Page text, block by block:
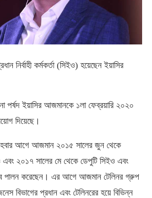
নির্বাহী কর্মকর্তা (সিইও) হয়েছেন ইয়াসির
পর্ষদ ইয়াসির আজমানকে ১লা ফেব্রয়ারি ২০২০
দিয়েছে।
হবার আগে আজমান ২০১৫ সালের জুন থেকে
এবং ২০১৭ সালের মে থেকে ডেপুটি সিইও এবং
পালন করেছেন। এর আগে আজমান টেলিনর গ্রুপ
বিভাগের প্রধান এবং টেলিনরের হয়ে বিভিন্ন